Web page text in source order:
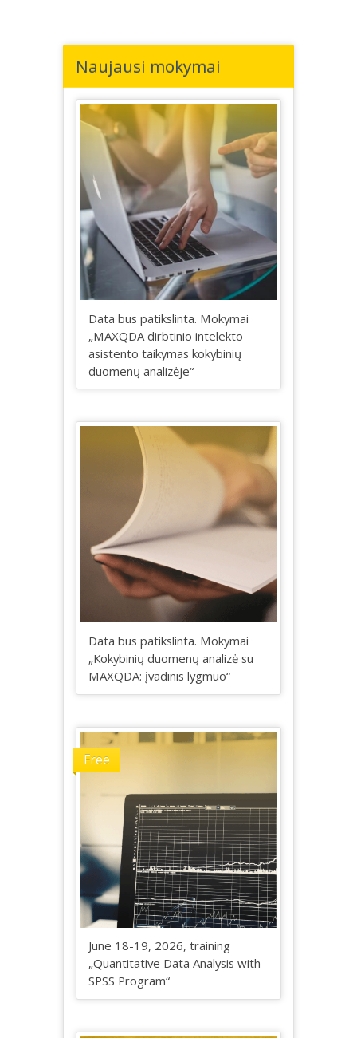
Naujausi mokymai
Data bus patikslinta. Mokymai
„MAXQDA dirbtinio intelekto
asistento taikymas kokybinių
duomenų analizėje“
Data bus patikslinta. Mokymai
„Kokybinių duomenų analizė su
MAXQDA: įvadinis lygmuo“
Free
June 18-19, 2026, training
„Quantitative Data Analysis with
SPSS Program“